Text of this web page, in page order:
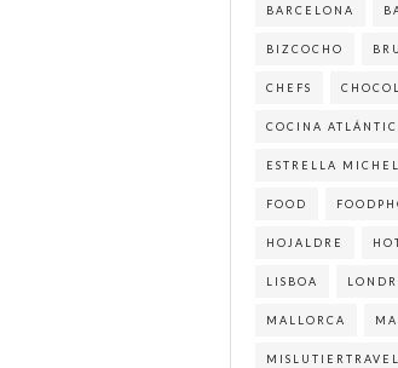
BARCELONA
BIZCOCHO
CHEFS
COCINA
ESTRELLA
FOOD
HOJALDRE
LISBOA
MALLORCA